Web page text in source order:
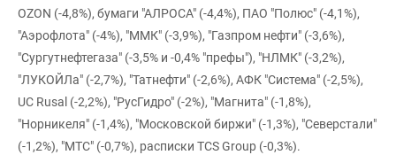
OZON (-4,8%), бумаги "АЛРОСА" (-4,4%), ПАО "Полюс" (-4,1%),
"Аэрофлота" (-4%), "ММК" (-3,9%), "Газпром нефти" (-3,6%),
"Сургутнефтегаза" (-3,5% и -0,4% "префы"), "НЛМК" (-3,2%),
"ЛУКОЙЛа" (-2,7%), "Татнефти" (-2,6%), АФК "Система" (-2,5%),
UC Rusal (-2,2%), "РусГидро" (-2%), "Магнита" (-1,8%),
"Норникеля" (-1,4%), "Московской биржи" (-1,3%), "Северстали"
(-1,2%), "МТС" (-0,7%), расписки TCS Group (-0,3%).